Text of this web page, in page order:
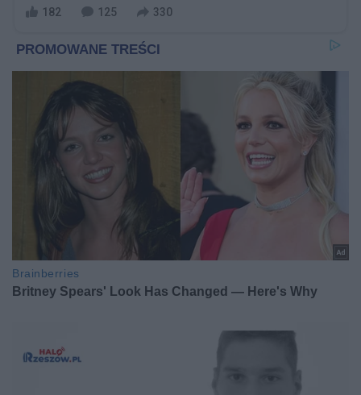
182 125 330